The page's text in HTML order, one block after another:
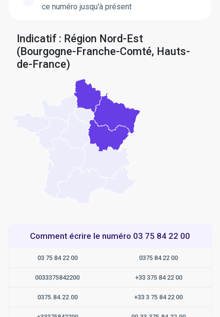
ce numéro jusqu'à présent
Indicatif : Région Nord-Est
(Bourgogne-Franche-Comté, Hauts-
de-France)
Comment écrire le numéro 03 75 84 22 00
03 75 84 22 00 0375 84 22 00
0033375842200 +33 375 84 22 00
0375.84.22.00 +33 3 75 84 22 00